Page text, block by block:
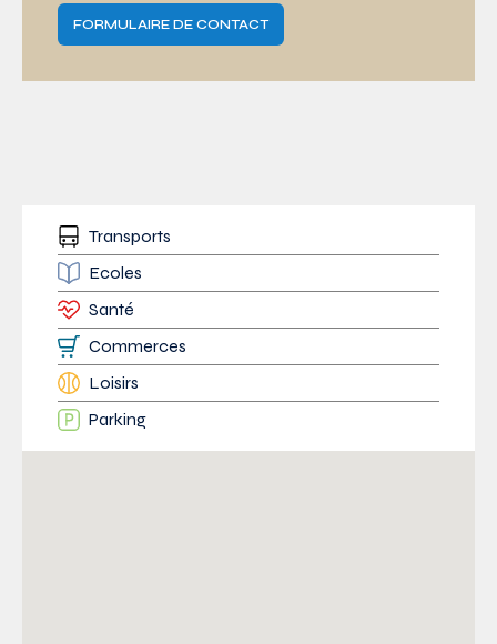
FORMULAIRE DE CONTACT
Transports
Ecoles
Santé
Commerces
Loisirs
Parking